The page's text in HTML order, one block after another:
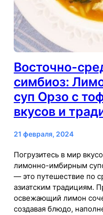
Восточно-
симбиоз:
суп Орзо с
вкусов и
21 февраля, 2024
Погрузитесь в мир
лимонно-имбирным
— это путешествие по
азиатским традициям.
освежающий лимон
создавая блюдо,